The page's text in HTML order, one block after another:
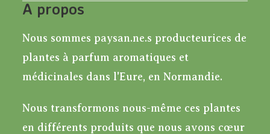
A propos
Nous sommes paysan.ne.s producteurices de
plantes à parfum aromatiques et
médicinales dans l'Eure, en Normandie.
Nous transformons nous-même ces plantes
en différents produits que nous avons cœur